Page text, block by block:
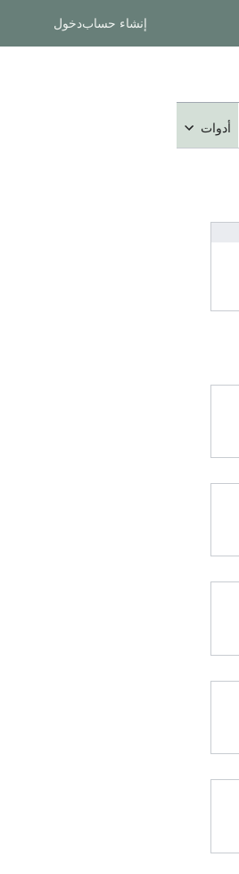
إنشاء حسابدخول
أدوات